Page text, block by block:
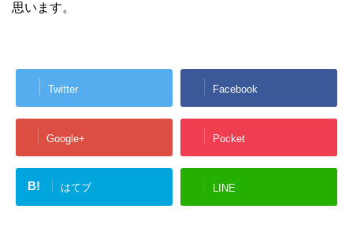
思います。
Twitter Facebook
Google+ Pocket
B! はてブ LINE